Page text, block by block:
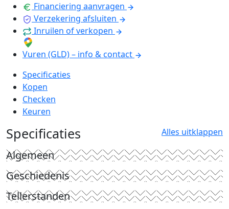
Financiering aanvragen
Verzekering afsluiten
Inruilen of verkopen
Vuren (GLD) – info & contact
Specificaties
Kopen
Checken
Keuren
Specificaties Alles uitklappen
Algemeen
Geschiedenis
Tellerstanden